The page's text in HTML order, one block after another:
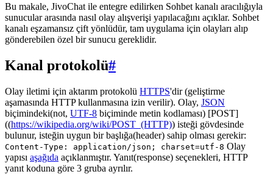
Bu makale, JivoChat ile entegre edilirken Sohbet kanalı aracılığıyla
sunucular arasında nasıl olay alışverişi yapılacağını açıklar. Sohbet
kanalı eşzamansız çift yönlüdür, tam uygulama için olayları alıp
gönderebilen özel bir sunucu gereklidir.
Kanal protokolü#
Olay iletimi için aktarım protokolü HTTPS'dir (geliştirme
aşamasında HTTP kullanmasına izin verilir). Olay, JSON
biçimindeki(not, UTF-8 biçiminde metin kodlaması) [POST]
((https://wikipedia.org/wiki/POST_(HTTP)) isteği gövdesinde
bulunur, isteğin uygun bir başlığa(header) sahip olması gerekir:
Content-Type: application/json; charset=utf-8 Olay
yapısı aşağıda açıklanmıştır. Yanıt(response) seçenekleri, HTTP
yanıt koduna göre 3 gruba ayrılır.